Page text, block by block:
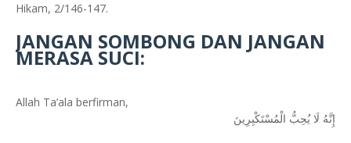
Hikam, 2/146-147.
JANGAN SOMBONG DAN JANGAN
MERASA SUCI:
Allah Ta’ala berfirman,
إِنَّهُ لَا يُحِبُّ الْمُسْتَكْبِرِينَ